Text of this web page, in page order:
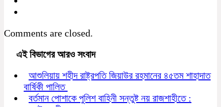
Comments are closed.
এই বিভাগের আরও সংবাদ
আশুলিয়ায় শহীদ রাষ্ট্রপতি জিয়াউর রহমানের ৪৫তম শাহাদাত
বার্ষিকী পালিত
বর্তমান পোশাকে পুলিশ বাহিনী সন্তুষ্ট নয় রাজশাহীতে :